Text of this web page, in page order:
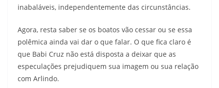
inabaláveis, independentemente das circunstâncias.
Agora, resta saber se os boatos vão cessar ou se essa
polêmica ainda vai dar o que falar. O que fica claro é
que Babi Cruz não está disposta a deixar que as
especulações prejudiquem sua imagem ou sua relação
com Arlindo.